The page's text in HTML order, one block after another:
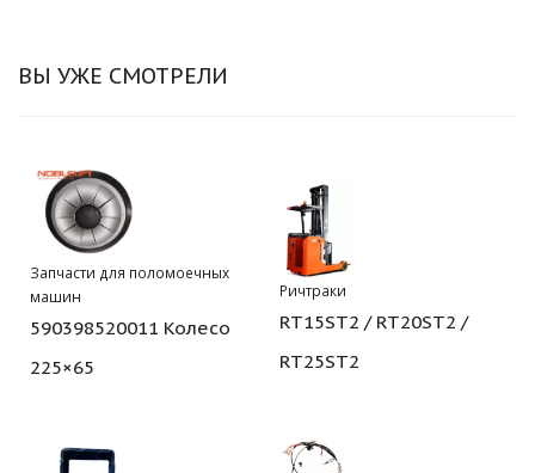
ВЫ УЖЕ СМОТРЕЛИ
Запчасти для поломоечных
машин
590398520011 Колесо
225×65
Ричтраки
RT15ST2 / RT20ST2 /
RT25ST2